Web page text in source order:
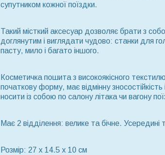
супутником кожної поїздки.
Такий місткий аксесуар дозволяє брати з
доглянутим і виглядати чудово: станки для
пасту, мило і багато іншого.
Косметичка пошита з високоякісного
початкову форму, має відмінну
носити із собою по салону літака чи вагону
Має 2 відділення: велике та бічне. Усередині
Розмір: 27 x 14.5 x 10 см